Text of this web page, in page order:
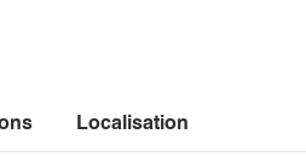
Localisation